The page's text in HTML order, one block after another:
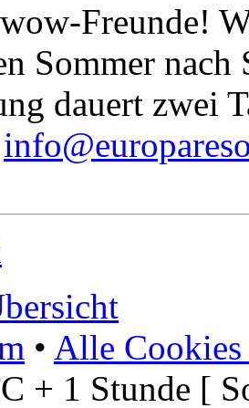
Freunde!
Sommer
dauert zwei
• Alle Cookies
+ 1 Stunde [